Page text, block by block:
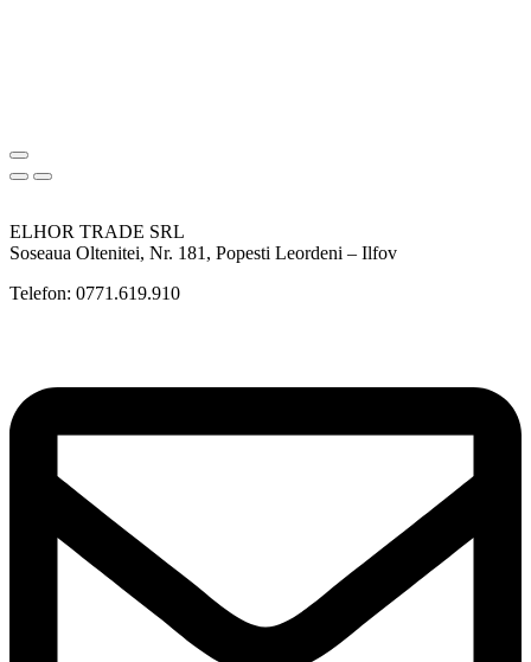
ELHOR TRADE SRL
Soseaua Oltenitei, Nr. 181, Popesti Leordeni – Ilfov
Telefon: 0771.619.910